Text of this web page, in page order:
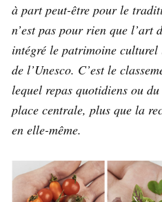
à part peut-être pour le
n’est pas pour rien que
intégré le patrimoine
de l’Unesco. C’est le
lequel repas quotidiens ou
place centrale, plus que la
en elle-même.